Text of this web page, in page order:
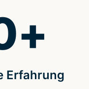
Erfahrung
+